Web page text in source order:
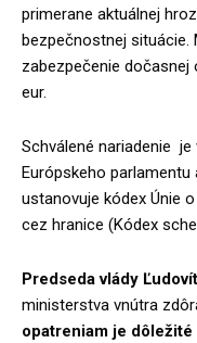
primerane aktuálnej
bezpečnostnej situácie.
zabezpečenie dočasnej
eur.
Schválené nariadenie je
Európskeho parlamentu
ustanovuje kódex Únie
cez hranice (Kódex
Predseda vlády
ministerstva vnútra
opatreniam je